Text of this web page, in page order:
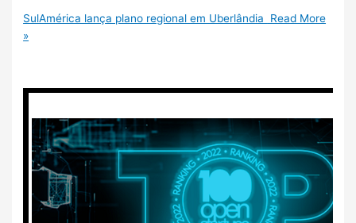
SulAmérica lança plano regional em Uberlândia
Read More
»